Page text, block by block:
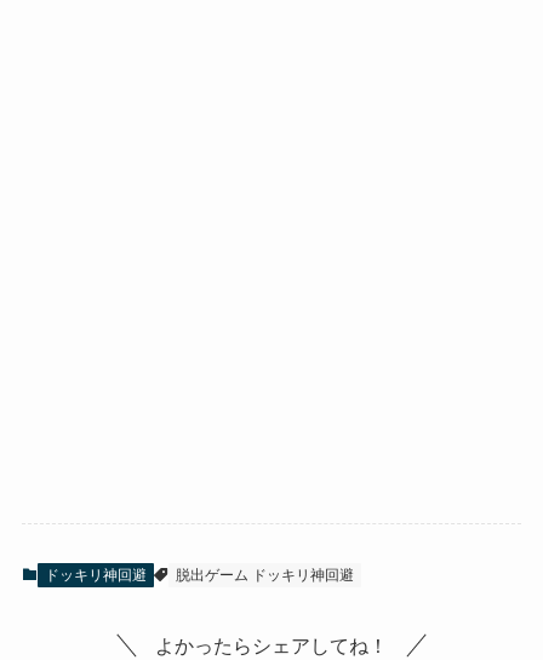
ドッキリ神回避 脱出ゲーム ドッキリ神回避
よかったらシェアしてね！